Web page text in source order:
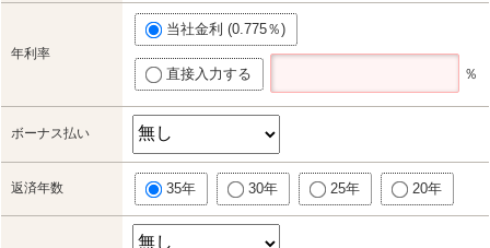
年利率
当社金利 (0.775％)
直接入力する ％
ボーナス払い
返済年数 35年 30年 25年 20年